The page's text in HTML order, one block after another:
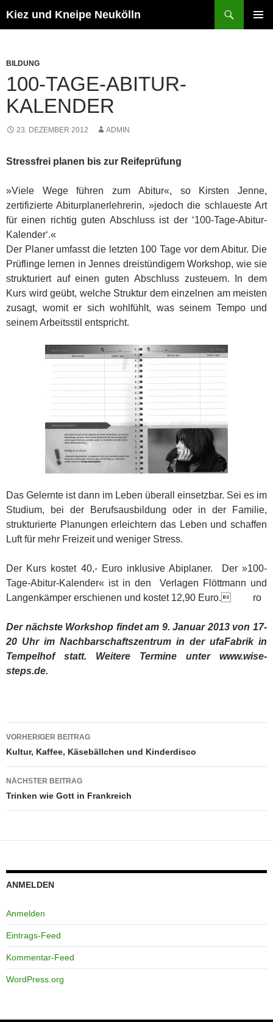
Inhalt
Kiez und Kneipe Neukölln
BILDUNG
100-TAGE-ABITUR-
KALENDER
23. DEZEMBER 2012 ADMIN
Stressfrei planen bis zur Reifeprüfung
»Viele Wege führen zum Abitur«, so Kirsten Jenne,
zertifizierte Abiturplanerlehrerin, »jedoch die schlaueste Art
für einen richtig guten Abschluss ist der ‘100-Tage-Abitur-
Kalender‘.«
Der Planer umfasst die letzten 100 Tage vor dem Abitur. Die
Prüflinge lernen in Jennes dreistündigem Workshop, wie sie
strukturiert auf einen guten Abschluss zusteuern. In dem
Kurs wird geübt, welche Struktur dem einzelnen am meisten
zusagt, womit er sich wohlfühlt, was seinem Tempo und
seinem Arbeitsstil entspricht.
Das Gelernte ist dann im Leben überall einsetzbar. Sei es im
Studium, bei der Berufsausbildung oder in der Familie,
strukturierte Planungen erleichtern das Leben und schaffen
Luft für mehr Freizeit und weniger Stress.
Der Kurs kostet 40,- Euro inklusive Abiplaner. Der »100-
Tage-Abitur-Kalender« ist in den Verlagen Flöttmann und
Langenkämper erschienen und kostet 12,90 Euro. ro
Der nächste Workshop findet am 9. Januar 2013 von 17-
20 Uhr im Nachbarschaftszentrum in der ufaFabrik in
Tempelhof statt. Weitere Termine unter www.wise-
steps.de.
Beitragsnavigation
VORHERIGER BEITRAG
Kultur, Kaffee, Käsebällchen und Kinderdisco
NÄCHSTER BEITRAG
Trinken wie Gott in Frankreich
ANMELDEN
Anmelden
Eintrags-Feed
Kommentar-Feed
WordPress.org